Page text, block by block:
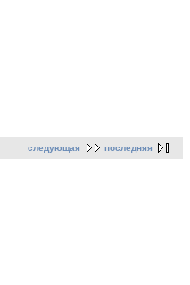
следующая последняя